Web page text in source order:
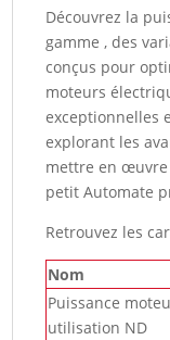
(15577068)
Découvrez la
gamme , des
conçus pour
moteurs
exceptionnelles
explorant les
mettre en œuvre
petit Automate
Retrouvez les
Nom
Puissance
utilisation ND